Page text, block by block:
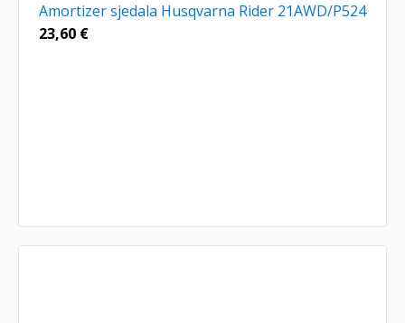
Amortizer sjedala Husqvarna Rider 21AWD/P524
23,60 €